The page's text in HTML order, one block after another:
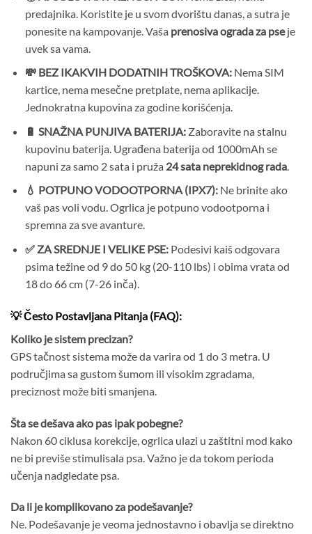
predajnika. Koristite je u svom dvorištu danas, a sutra je
ponesite na kampovanje. Vaša prenosiva ograda za pseje
uvek sa vama.
💸 BEZ IKAKVIH DODATNIH TROŠKOVA:Nema SIM
kartice, nema mesečne pretplate, nema aplikacije.
Jednokratna kupovina za godine korišćenja.
🔋 SNAŽNA PUNJIVA BATERIJA:Zaboravite na stalnu
kupovinu baterija. Ugrađena baterija od 1000mAh se
napuni za samo 2 sata i pruža 24 sata neprekidnog rada.
💧 POTPUNO VODOOTPORNA (IPX7):Ne brinite ako
vaš pas voli vodu. Ogrlica je potpuno vodootporna i
spremna za sve avanture.
✅ ZA SREDNJE I VELIKE PSE:Podesivi kaiš odgovara
psima težine od 9 do 50 kg (20-110 lbs) i obima vrata od
18 do 66 cm (7-26 inča).
💡 Često Postavljana Pitanja (FAQ):
Koliko je sistem precizan?
GPS tačnost sistema može da varira od 1 do 3 metra. U
područjima sa gustom šumom ili visokim zgradama,
preciznost može biti smanjena.
Šta se dešava ako pas ipak pobegne?
Nakon 60 ciklusa korekcije, ogrlica ulazi u zaštitni mod kako
ne bi previše stimulisala psa. Važno je da tokom perioda
učenja nadgledate psa.
Da li je komplikovano za podešavanje?
Ne. Podešavanje je veoma jednostavno i obavlja se direktno